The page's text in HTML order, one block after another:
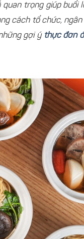
trọng giúp
cách tổ chức,
gợi ý thực đơn